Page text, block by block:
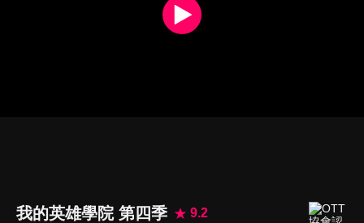
我的英雄學院 第四季
9.2